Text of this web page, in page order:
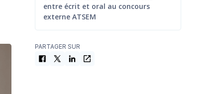
entre écrit et oral au concours
externe ATSEM
PARTAGER SUR